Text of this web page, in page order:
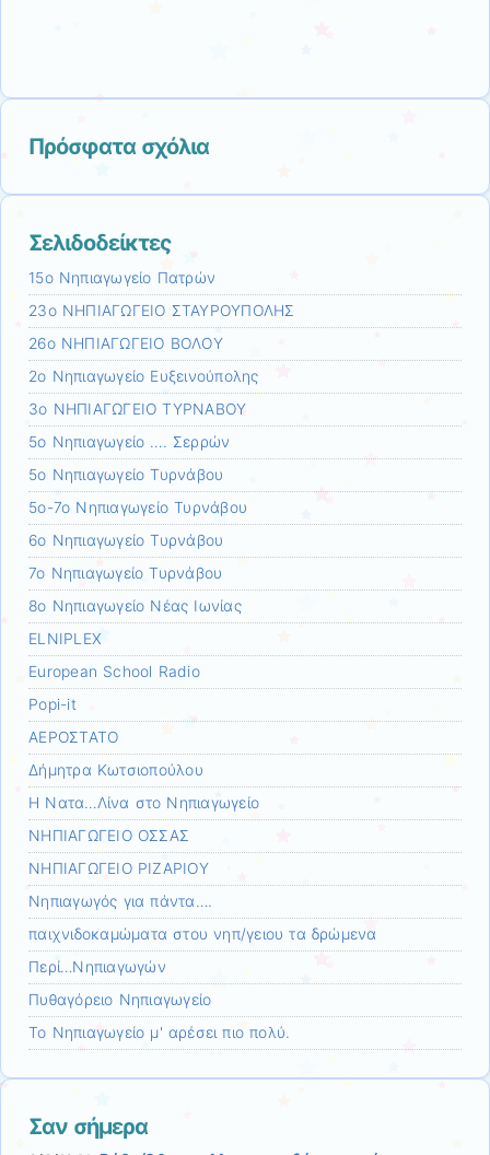
Πρόσφατα σχόλια
Σελιδοδείκτες
15ο Νηπιαγωγείο Πατρών
23ο ΝΗΠΙΑΓΩΓΕΙΟ ΣΤΑΥΡΟΥΠΟΛΗΣ
26ο ΝΗΠΙΑΓΩΓΕΙΟ ΒΟΛΟY
2ο Νηπιαγωγείο Ευξεινούπολης
3ο ΝΗΠΙΑΓΩΓΕΙΟ ΤΥΡΝΑΒΟΥ
5ο Νηπιαγωγείο …. Σερρών
5ο Νηπιαγωγείο Τυρνάβου
5ο-7ο Νηπιαγωγείο Τυρνάβου
6ο Νηπιαγωγείο Τυρνάβου
7ο Νηπιαγωγείο Τυρνάβου
8ο Νηπιαγωγείο Νέας Ιωνίας
ELNIPLEX
European School Radio
Popi-it
ΑΕΡΟΣΤΑΤΟ
Δήμητρα Κωτσιοπούλου
Η Νατα…Λίνα στο Νηπιαγωγείο
ΝΗΠΙΑΓΩΓΕΙΟ ΟΣΣΑΣ
ΝΗΠΙΑΓΩΓΕΙΟ ΡΙΖΑΡΙΟΥ
Νηπιαγωγός για πάντα….
παιχνιδοκαμώματα στου νηπ/γειου τα δρώμενα
Περί…Νηπιαγωγών
Πυθαγόρειο Νηπιαγωγείο
Το Νηπιαγωγείο μ' αρέσει πιο πολύ.
Σαν σήμερα